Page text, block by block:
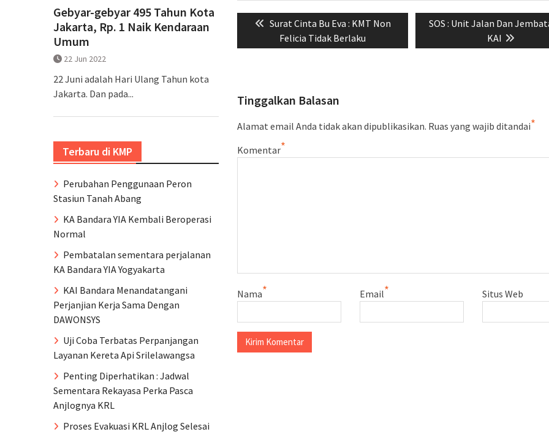
Navigasi
pos
Previous
post:
Surat Cinta Bu Eva : KMT Non
Felicia Tidak Berlaku
Next
SOS : Unit Jalan Dan
KAI
Tinggalkan Balasan
Alamat email Anda tidak akan dipublikasikan. Ruas yang wajib ditandai*
Komentar*
Nama* Email* Situs Web
Gebyar-gebyar 495 Tahun Kota
Jakarta, Rp. 1 Naik Kendaraan
Umum
22 Jun 2022
22 Juni adalah Hari Ulang Tahun kota
Jakarta. Dan pada...
Terbaru di KMP
Perubahan Penggunaan Peron
Stasiun Tanah Abang
KA Bandara YIA Kembali Beroperasi
Normal
Pembatalan sementara perjalanan
KA Bandara YIA Yogyakarta
KAI Bandara Menandatangani
Perjanjian Kerja Sama Dengan
DAWONSYS
Uji Coba Terbatas Perpanjangan
Layanan Kereta Api Srilelawangsa
Penting Diperhatikan : Jadwal
Sementara Rekayasa Perka Pasca
Anjlognya KRL
Proses Evakuasi KRL Anjlog Selesai